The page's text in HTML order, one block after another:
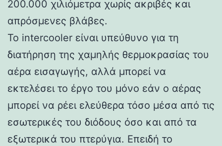
200.000 χιλιόμετρα χωρίς ακριβές και
απρόσμενες βλάβες.
Το intercooler είναι υπεύθυνο για τη
διατήρηση της χαμηλής θερμοκρασίας του
αέρα εισαγωγής, αλλά μπορεί να
εκτελέσει το έργο του μόνο εάν ο αέρας
μπορεί να ρέει ελεύθερα τόσο μέσα από τις
εσωτερικές του διόδους όσο και από τα
εξωτερικά του πτερύγια. Επειδή το